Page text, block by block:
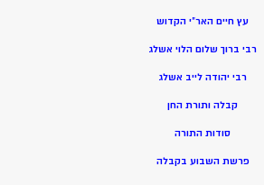
עץ חיים האר”י הקדוש
רבי ברוך שלום הלוי אשלג
רבי יהודה לייב אשלג
קבלה ותורת החן
סודות התורה
פרשת השבוע בקבלה